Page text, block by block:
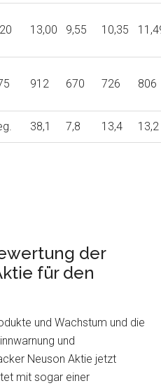
13,00 9,55 10,35
912 670 726 806
38,1 7,8 13,4 13,2
der
für den
und Wachstum und die
und
Neuson Aktie jetzt
mit sogar einer